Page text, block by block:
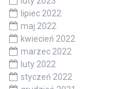
lipiec 2022
maj 2022
kwiecień 2022
marzec 2022
luty 2022
styczeń 2022